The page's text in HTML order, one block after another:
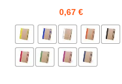
0,67€